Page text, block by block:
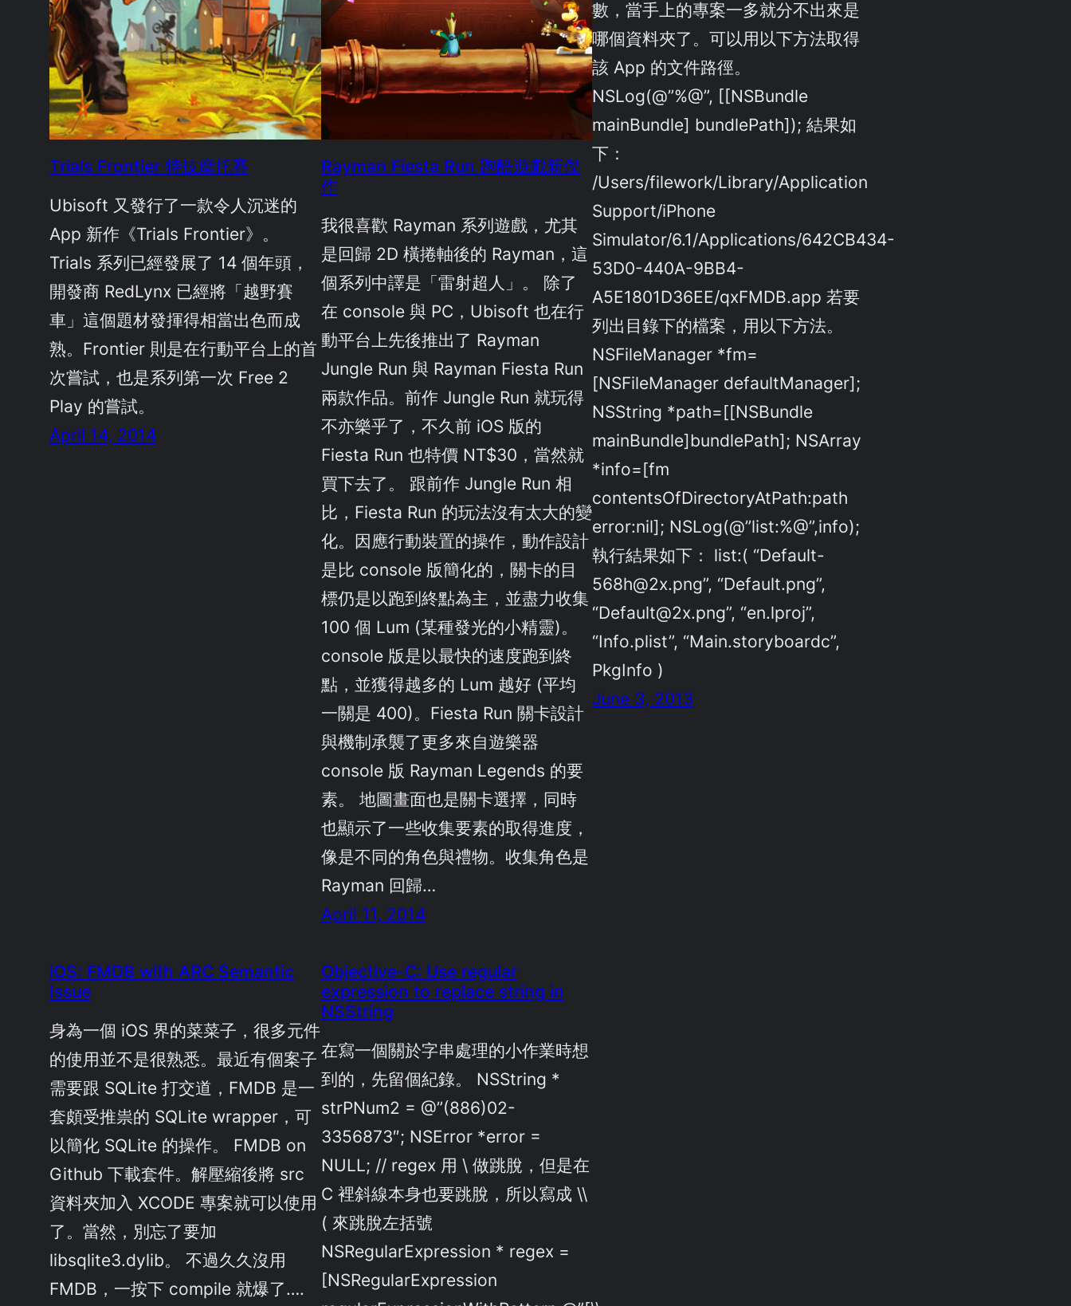
Trials Frontier 特技摩托賽
Ubisoft 又發行了一款令人沉迷的
App 新作《Trials Frontier》。
Trials 系列已經發展了 14 個年頭，
開發商 RedLynx 已經將「越野賽
車」這個題材發揮得相當出色而成
熟。Frontier 則是在行動平台上的首
次嘗試，也是系列第一次 Free 2
Play 的嘗試。
April 14, 2014
Rayman Fiesta Run 跑酷遊戲新傑
作
我很喜歡 Rayman 系列遊戲，尤其
是回歸 2D 橫捲軸後的 Rayman，這
個系列中譯是「雷射超人」。 除了
在 console 與 PC，Ubisoft 也在行
動平台上先後推出了 Rayman
Jungle Run 與 Rayman Fiesta Run
兩款作品。前作 Jungle Run 就玩得
不亦樂乎了，不久前 iOS 版的
Fiesta Run 也特價 NT$30，當然就
買下去了。 跟前作 Jungle Run 相
比，Fiesta Run 的玩法沒有太大的變
化。因應行動裝置的操作，動作設計
是比 console 版簡化的，關卡的目
標仍是以跑到終點為主，並盡力收集
100 個 Lum (某種發光的小精靈)。
console 版是以最快的速度跑到終
點，並獲得越多的 Lum 越好 (平均
一關是 400)。Fiesta Run 關卡設計
與機制承襲了更多來自遊樂器
console 版 Rayman Legends 的要
素。 地圖畫面也是關卡選擇，同時
也顯示了一些收集要素的取得進度，
像是不同的角色與禮物。收集角色是
Rayman 回歸…
April 11, 2014
數，當手上的專案一多就分不出來是
哪個資料夾了。可以用以下方法取得
該 App 的文件路徑。
NSLog(@”%@”, [[NSBundle
mainBundle] bundlePath]); 結果如
下：
/Users/filework/Library/Application
Support/iPhone
Simulator/6.1/Applications/642CB434-
53D0-440A-9BB4-
A5E1801D36EE/qxFMDB.app 若要
列出目錄下的檔案，用以下方法。
NSFileManager *fm=
[NSFileManager defaultManager];
NSString *path=[[NSBundle
mainBundle]bundlePath]; NSArray
*info=[fm
contentsOfDirectoryAtPath:path
error:nil]; NSLog(@”list:%@”,info);
執行結果如下： list:( “Default-
568h@2x.png”, “Default.png”,
“Default@2x.png”, “en.lproj”,
“Info.plist”, “Main.storyboardc”,
PkgInfo )
June 3, 2013
iOS: FMDB with ARC Semantic
Issue
身為一個 iOS 界的菜菜子，很多元件
的使用並不是很熟悉。最近有個案子
需要跟 SQLite 打交道，FMDB 是一
套頗受推祟的 SQLite wrapper，可
以簡化 SQLite 的操作。 FMDB on
Github 下載套件。解壓縮後將 src
資料夾加入 XCODE 專案就可以使用
了。當然，別忘了要加
libsqlite3.dylib。 不過久久沒用
FMDB，一按下 compile 就爆了….
Objective-C: Use regular
expression to replace string in
NSString
在寫一個關於字串處理的小作業時想
到的，先留個紀錄。 NSString *
strPNum2 = @”(886)02-
3356873″; NSError *error =
NULL; // regex 用 \ 做跳脫，但是在
C 裡斜線本身也要跳脫，所以寫成 \\
( 來跳脫左括號
NSRegularExpression * regex =
[NSRegularExpression